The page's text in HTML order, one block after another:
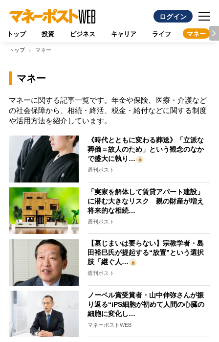
ログイン
トップ 投資 ビジネス キャリア ライフ マネー
トップ マネー
マネー
マネーに関する記事一覧です。年金や保険、医療・介護など
の社会保障から、相続・終活、税金・給付などに関する制度
や活用方法を紹介しています。
《時代とともに変わる葬送》「立派な
葬儀＝故人のため」という観念のなか
で盛大に執り…
週刊ポスト
「実家を解体して賃貸アパート建設」
に潜む大きなリスク 親の財産が増え
将来的な相続…
週刊ポスト
【墓じまいは要らない】宗教学者・島
田裕巳氏が提起する“放置”という選択
肢「継ぐ人…
週刊ポスト
ノーベル賞受賞者・山中伸弥さんが振
り返る“iPS細胞が初めて人間の心臓の
細胞に変化し…
マネーポストWEB